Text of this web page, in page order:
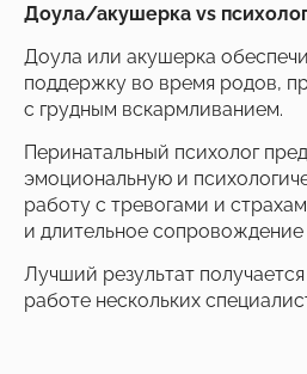
Доула/акушерка vs
Доула или акушерка
поддержку во время родов,
с грудным вскармливанием.
Перинатальный психолог
эмоциональную и
работу с тревогами и
и длительное
Лучший результат
работе нескольких